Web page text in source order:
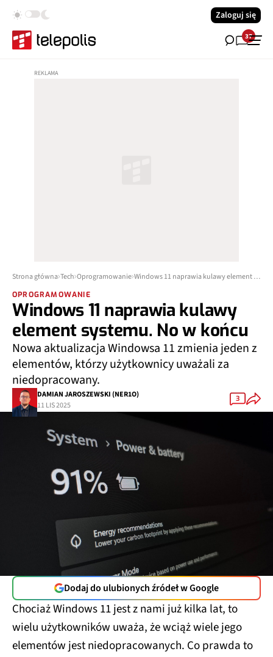
Zaloguj się
37
Strona główna Tech Oprogramowanie Windows 11 naprawia kulawy element systemu. No w końcu
OPROGRAMOWANIE
Windows 11 naprawia kulawy
element systemu. No w końcu
Nowa aktualizacja Windowsa 11 zmienia jeden z
elementów, którzy użytkownicy uważali za
niedopracowany.
DAMIAN JAROSZEWSKI (NER1O)
11 LIS 2025
3
Dodaj do ulubionych źródeł w Google
Chociaż Windows 11 jest z nami już kilka lat, to
wielu użytkowników uważa, że wciąż wiele jego
elementów jest niedopracowanych. Co prawda to